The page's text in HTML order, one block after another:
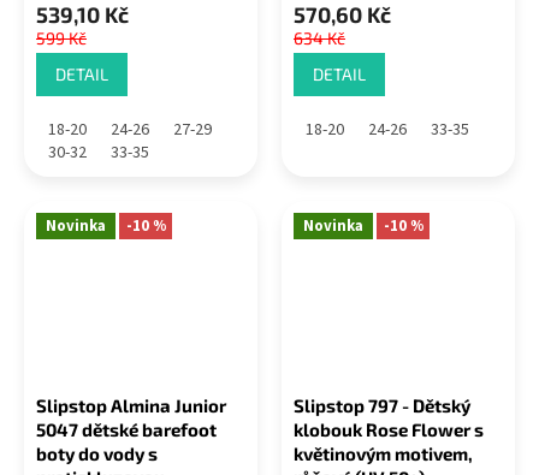
539,10 Kč
599 Kč
DETAIL
18-20 24-26
27-29
30-32
33-35
570,60 Kč
634 Kč
DETAIL
18-20 24-26 33-35
Novinka -10 %
Slipstop Almina Junior
5047 dětské barefoot
boty do vody s
Novinka -10 %
Slipstop 797 - Dětský
klobouk Rose Flower s
květinovým motivem,